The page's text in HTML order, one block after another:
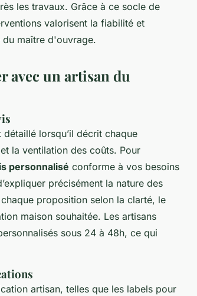
les travaux. Grâce à ce socle de
valorisent la fiabilité et
maître d'ouvrage.
avec un artisan du
détaillé lorsqu’il décrit chaque
la ventilation des coûts. Pour
personnalisé conforme à vos besoins
précisément la nature des
proposition selon la clarté, le
maison souhaitée. Les artisans
sous 24 à 48h, ce qui
artisan, telles que les labels pour